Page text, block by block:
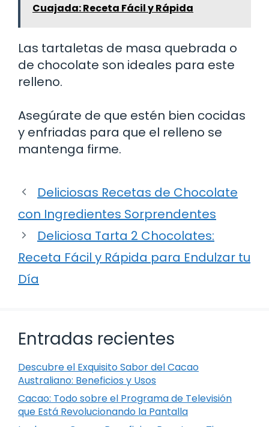
Cuajada: Receta Fácil y Rápida
Las tartaletas de masa quebrada o
de chocolate son ideales para este
relleno.
Asegúrate de que estén bien cocidas
y enfriadas para que el relleno se
mantenga firme.
Deliciosas Recetas de Chocolate
con Ingredientes Sorprendentes
Deliciosa Tarta 2 Chocolates:
Receta Fácil y Rápida para Endulzar tu
Día
Entradas recientes
Descubre el Exquisito Sabor del Cacao
Australiano: Beneficios y Usos
Cacao: Todo sobre el Programa de Televisión
que Está Revolucionando la Pantalla